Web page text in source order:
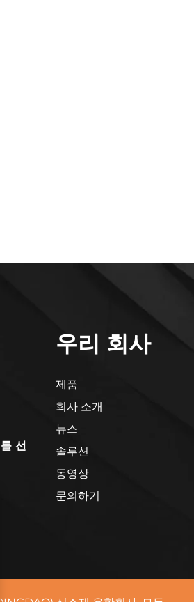
선
우리 회사
제품
회사 소개
뉴스
솔루션
동영상
문의하기